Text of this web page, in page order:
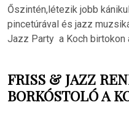
Őszintén,létezik jobb
pincetúrával és jazz
Jazz Party a Koch birtokon
FRISS & JAZZ
BORKÓSTOLÓ A